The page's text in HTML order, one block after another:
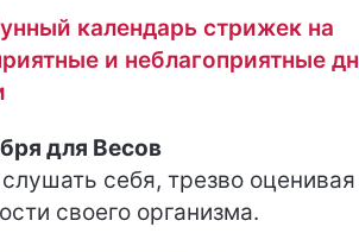
календарь стрижек на
и неблагоприятные
для Весов
себя, трезво оценивая
своего организма.